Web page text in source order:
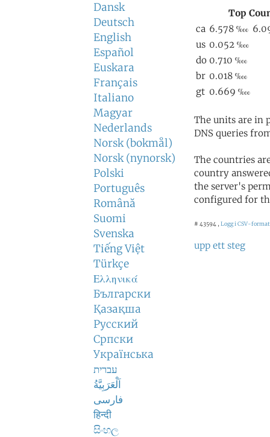
Dansk
Deutsch
English
Español
Euskara
Français
Italiano
Magyar
Nederlands
Norsk (bokmål)
Norsk (nynorsk)
Polski
Português
Română
Suomi
Svenska
Tiếng Việt
Türkçe
Ελληνικά
Български
Қазақша
Русский
Српски
Українська
עברית
اَلْعَرَبِيَّةُ
فارسی
हिन्दी
සිංහල
The units are in
DNS queries
The countries
country
the server's
configured for
# 43594 , Logg i CSV-format
upp ett steg